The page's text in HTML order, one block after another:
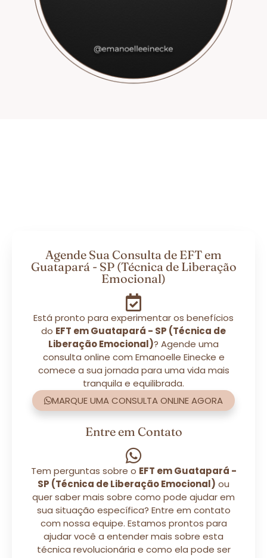
Agende Sua Consulta de EFT em
Guatapará - SP (Técnica de Liberação
Emocional)
Está pronto para experimentar os benefícios
do EFT em Guatapará - SP (Técnica de
Liberação Emocional)? Agende uma
consulta online com Emanoelle Einecke e
comece a sua jornada para uma vida mais
tranquila e equilibrada.
MARQUE UMA CONSULTA ONLINE AGORA
Entre em Contato
Tem perguntas sobre o EFT em Guatapará -
SP (Técnica de Liberação Emocional) ou
quer saber mais sobre como pode ajudar em
sua situação específica? Entre em contato
com nossa equipe. Estamos prontos para
ajudar você a entender mais sobre esta
técnica revolucionária e como ela pode ser